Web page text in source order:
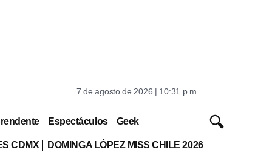
7 de agosto de 2026 | 10:31 p.m.
Espectáculos Geek
CDMX DOMINGA LÓPEZ MISS CHILE 2026